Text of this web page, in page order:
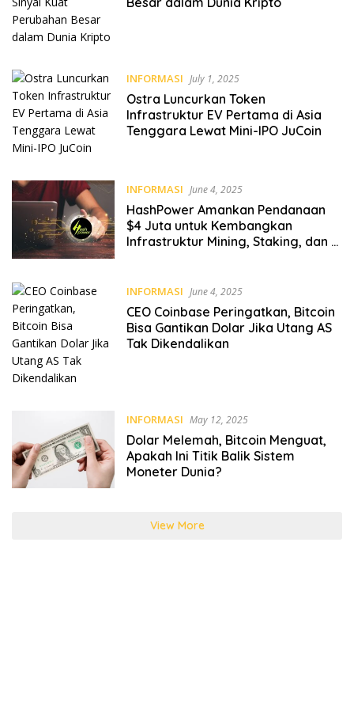
INFORMASI July 1, 2025
Ostra Luncurkan Token
Infrastruktur EV Pertama di Asia
Tenggara Lewat Mini-IPO JuCoin
INFORMASI June 4, 2025
HashPower Amankan Pendanaan
$4 Juta untuk Kembangkan
Infrastruktur Mining, Staking, dan AI
INFORMASI June 4, 2025
CEO Coinbase Peringatkan, Bitcoin
Bisa Gantikan Dolar Jika Utang AS
Tak Dikendalikan
INFORMASI May 12, 2025
Dolar Melemah, Bitcoin Menguat,
Apakah Ini Titik Balik Sistem
Moneter Dunia?
View More